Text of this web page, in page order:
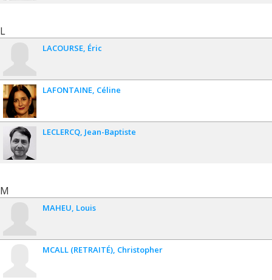
L
LACOURSE Éric
LAFONTAINE Céline
LECLERCQ Jean-Baptiste
M
MAHEU Louis
MCALL (RETRAITÉ) Christopher